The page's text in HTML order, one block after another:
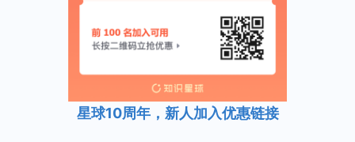
星球10周年，新人加入优惠链接